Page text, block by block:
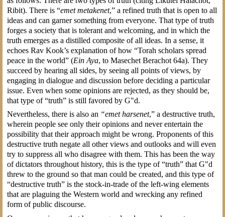
Ribit). There is “emet metakenet,” a refined truth that is open to all
ideas and can garner something from everyone. That type of truth
forges a society that is tolerant and welcoming, and in which the
truth emerges as a distilled composite of all ideas. In a sense, it
echoes Rav Kook’s explanation of how “Torah scholars spread
peace in the world” (Ein Aya, to Masechet Berachot 64a). They
succeed by hearing all sides, by seeing all points of views, by
engaging in dialogue and discussion before deciding a particular
issue. Even when some opinions are rejected, as they should be,
that type of “truth” is still favored by G"d.
Nevertheless, there is also an “emet harsenet,” a destructive truth,
wherein people see only their opinions and never entertain the
possibility that their approach might be wrong. Proponents of this
destructive truth negate all other views and outlooks and will even
try to suppress all who disagree with them. This has been the way
of dictators throughout history, this is the type of “truth” that G"d
threw to the ground so that man could be created, and this type of
“destructive truth” is the stock-in-trade of the left-wing elements
that are plaguing the Western world and wrecking any refined
form of public discourse.